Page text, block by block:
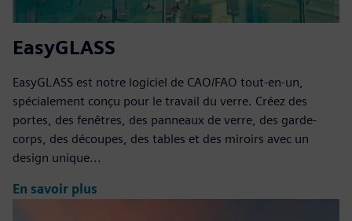
EasyGLASS
EasyGLASS est notre logiciel de CAO/FAO tout-en-un,
spécialement conçu pour le travail du verre. Créez des
portes, des fenêtres, des panneaux de verre, des garde-
corps, des découpes, des tables et des miroirs avec un
design unique...
En savoir plus